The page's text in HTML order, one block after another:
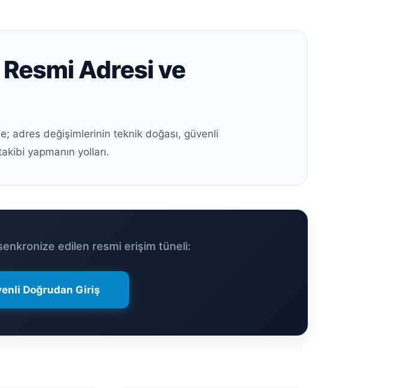
Adresi ve
adres değişimlerinin teknik doğası, güvenli
yapmanın yolları.
edilen resmi erişim tüneli:
Doğrudan Giriş